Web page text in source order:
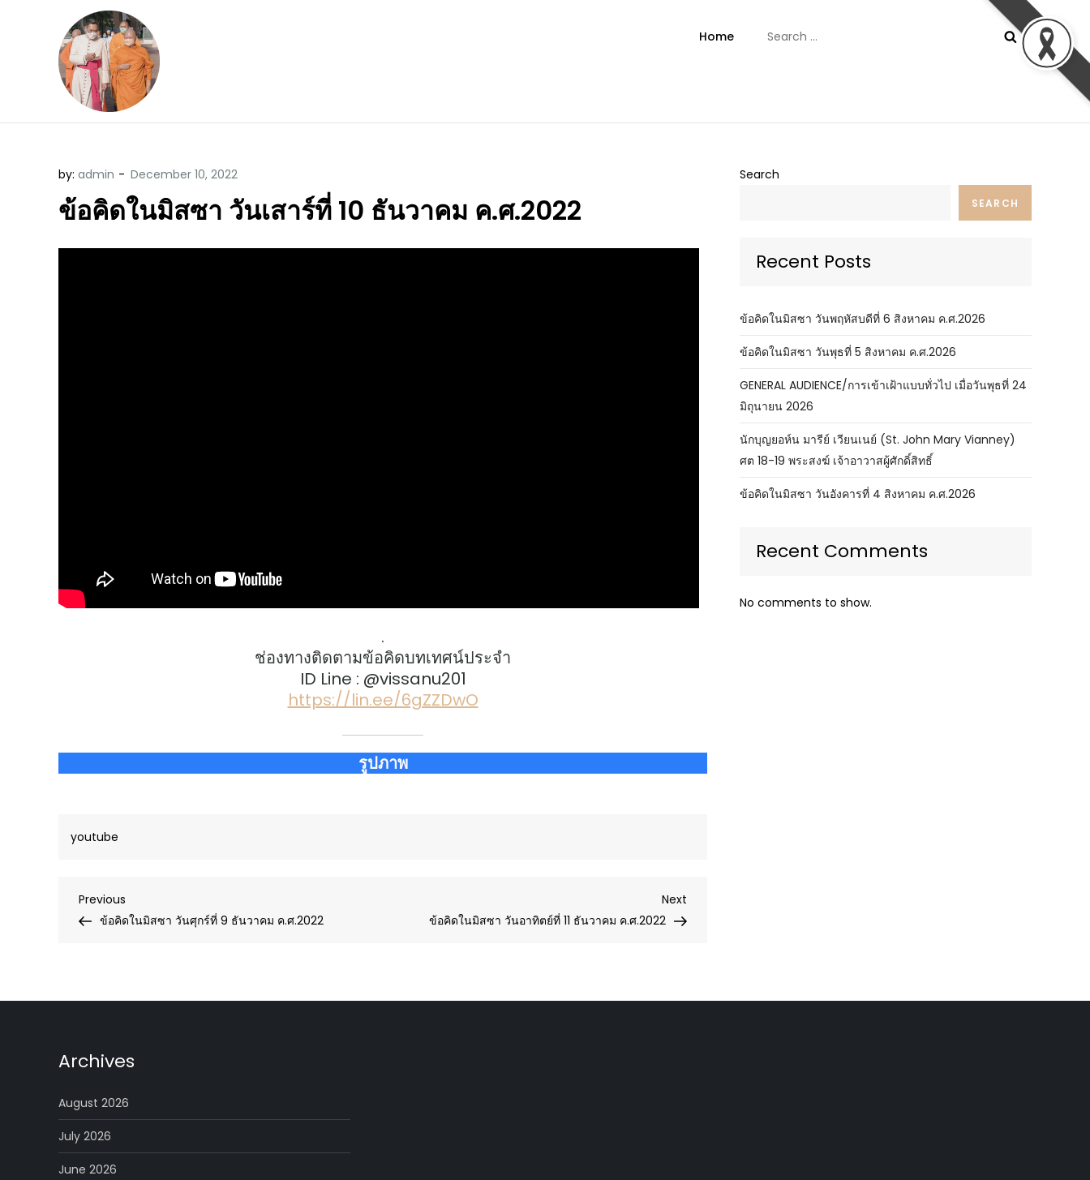
Home
for:
by: admin
ข้อคิดในมิสซา วันเสาร์ที่ 10 ธันวาคม ค.ศ.2022
.
ช่องทางติดตามข้อคิดบทเทศน์ประจำ
ID Line : @vissanu201
https://lin.ee/6gZZDwO
รูปภาพ
youtube
Post
Previous
Post
Previous
ข้อคิดในมิสซา วันศุกร์ที่ 9 ธันวาคม ค.ศ.2022
Post
Next
ข้อคิดในมิสซา วันอาทิตย์ที่ 11 ธันวาคม ค.ศ.2022
Search
SEARCH
Recent Posts
ข้อคิดในมิสซา วันพฤหัสบดีที่ 6 สิงหาคม ค.ศ.2026
ข้อคิดในมิสซา วันพุธที่ 5 สิงหาคม ค.ศ.2026
GENERAL AUDIENCE/การเข้าเฝ้าแบบทั่วไป เมื่อวันพุธที่ 24
มิถุนายน 2026
นักบุญยอห์น มารีย์ เวียนเนย์ (St. John Mary Vianney)
ศต 18-19 พระสงฆ์ เจ้าอาวาสผู้ศักดิ์สิทธิ์
ข้อคิดในมิสซา วันอังคารที่ 4 สิงหาคม ค.ศ.2026
Recent Comments
No comments to show.
Archives
August 2026
July 2026
June 2026